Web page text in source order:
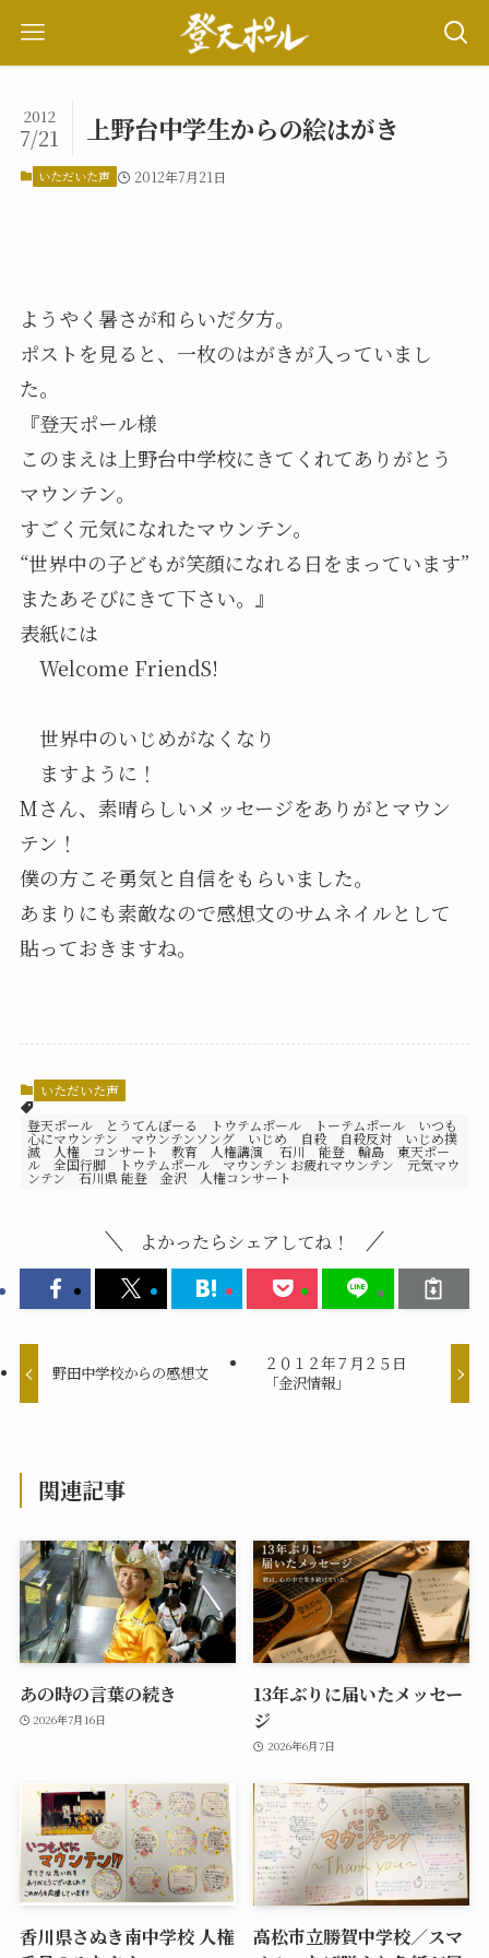
上野台中学生からの絵はがき
2012
7/21
いただいた声 2012年7月21日
ようやく暑さが和らいだ夕方。
ポストを見ると、一枚のはがきが入っていまし
た。
『登天ポール様
このまえは上野台中学校にきてくれてありがとう
マウンテン。
すごく元気になれたマウンテン。
“世界中の子どもが笑顔になれる日をまっています”
またあそびにきて下さい。』
表紙には
Welcome FriendS!
世界中のいじめがなくなり
ますように！
Mさん、素晴らしいメッセージをありがとマウン
テン！
僕の方こそ勇気と自信をもらいました。
あまりにも素敵なので感想文のサムネイルとして
貼っておきますね。
いただいた声
登天ポール とうてんぽーる トウテムポール トーテムポール いつも
心にマウンテン マウンテンソング いじめ 自殺 自殺反対 いじめ撲
滅 人権 コンサート 教育 人権講演 石川 能登 輪島 東天ポー
ル 全国行脚 トウテムポール マウンテン お疲れマウンテン 元気マウ
ンテン 石川県 能登 金沢 人権コンサート
よかったらシェアしてね！
野田中学校からの感想文
２０１２年７月２５日
「金沢情報」
関連記事
あの時の言葉の続き
2026年7月16日
13年ぶりに届いたメッセー
ジ
2026年6月7日
香川県さぬき南中学校 人権
高松市立勝賀中学校／スマ